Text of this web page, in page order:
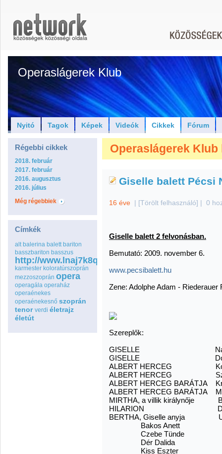
Operaslágerek Klub
Nyitó Tagok Képek Videók Cikkek Fórum
Régebbi cikkek
2018. február
2017. február
2016. augusztus
2016. július
Még régebbiek
Címkék
alt balerina balett bariton
basszbariton basszus
http://www.lnaj7k8qspfmo2wq8go.com
karmester koloratúrszoprán
mezzoszoprán opera
operagála operaház
operaénekes
operaénekesnő szoprán
tenor verdi életrajz
életút
Operaslágerek
Giselle balett Pécsi
16 éve | [Törölt felhasználó] | 0
Giselle balett 2 felvonásban.
Bemutató: 2009. november 6.
www.pecsibalett.hu
Zene: Adolphe Adam - Riederauer
Szereplők:
GISELLE Nagy
GISELLE
ALBERT HERCEG
ALBERT HERCEG
ALBERT HERCEG BARÁTJA
ALBERT HERCEG BARÁTJA
MIRTHA, a villik királynője
HILARION Dóri
BERTHA, Giselle anyja
Bakos Anett
Czebe Tünde
Dér Dalida
Kiss Eszter